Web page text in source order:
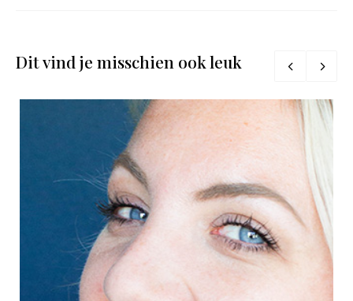
Dit vind je misschien ook leuk